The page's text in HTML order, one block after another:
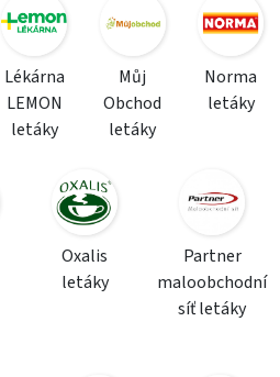
Lékárna
LEMON
letáky
Můj
Obchod
letáky
Norma
letáky
Oxalis
letáky
Partner
maloobchodní
síť letáky